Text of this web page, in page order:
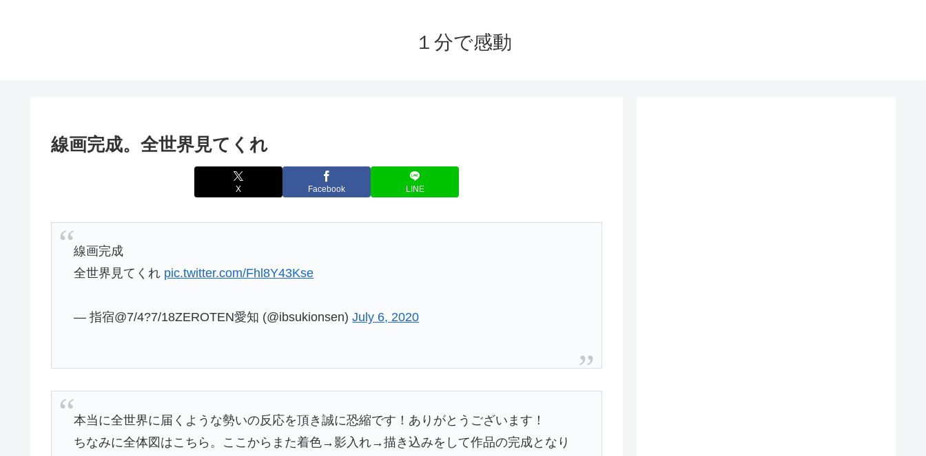
１分で感動
線画完成。全世界見てくれ
X Facebook LINE
線画完成
全世界見てくれ pic.twitter.com/Fhl8Y43Kse
— 指宿@7/4?7/18ZEROTEN愛知 (@ibsukionsen)July 6, 2020
本当に全世界に届くような勢いの反応を頂き誠に恐縮です！ありがとうございます！
ちなみに全体図はこちら。ここからまた着色→影入れ→描き込みをして作品の完成となり